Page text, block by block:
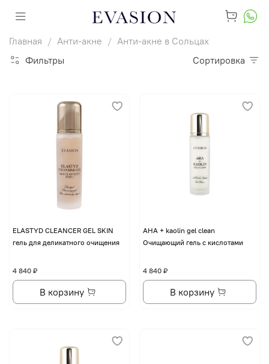
Главная Анти-акне
Анти-акне в Сольцах
Фильтры
Сортировка
ELASTYD CLEANCER GEL SKIN
гель для деликатного очищения
4 840 ₽
В корзину
AHA + kaolin gel clean
Очищающий гель с кислотами
4 840 ₽
В корзину